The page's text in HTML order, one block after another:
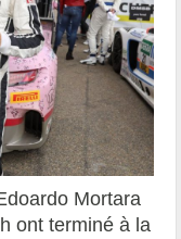
Mortara
ont terminé à la